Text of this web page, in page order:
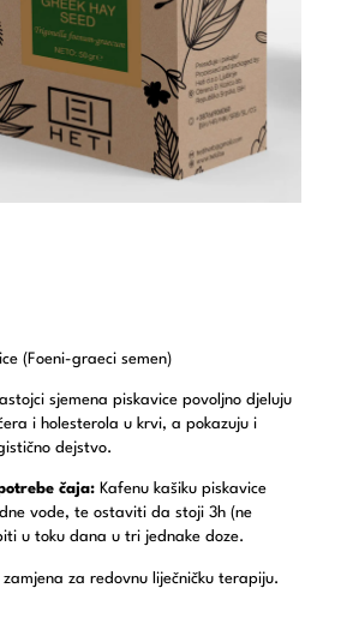
(Foeni-graeci semen)
sjemena piskavice povoljno djeluju
i holesterola u krvi, a pokazuju i
dejstvo.
čaja: Kafenu kašiku piskavice
vode, te ostaviti da stoji 3h (ne
u toku dana u tri jednake doze.
zamjena za redovnu liječničku terapiju.